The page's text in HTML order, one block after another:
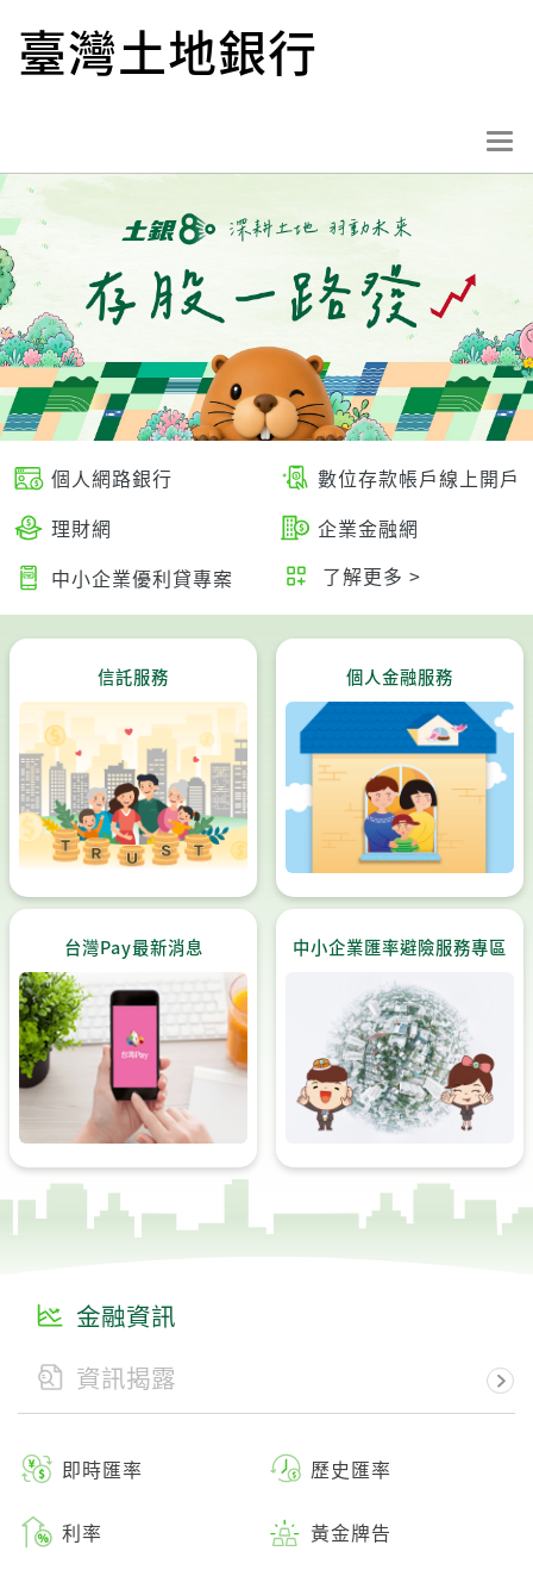
臺灣土地銀行
選
單
個人網路銀行
數位存款帳戶線上開戶
理財網
企業金融網
中小企業優利貸專案
了解更多 >
信託服務 個人金融服務
台灣Pay最新消息 中小企業匯率避險服務專區
金融資訊
資訊揭露
即時匯率 歷史匯率
利率 黃金牌告